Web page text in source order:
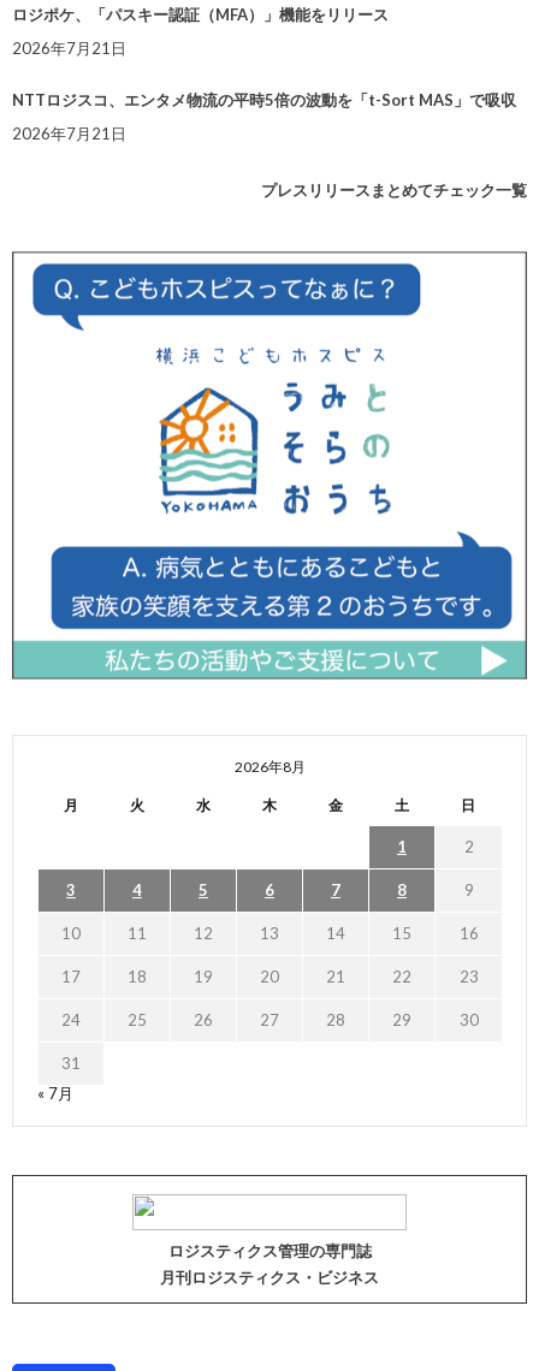
ロジポケ、「パスキー認証（MFA）」機能をリリース
2026年7月21日
NTTロジスコ、エンタメ物流の平時5倍の波動を「t-Sort MAS」で吸収
2026年7月21日
プレスリリースまとめてチェック一覧
2026年8月
月 火 水 木 金 土 日
1 2
3 4 5 6 7 8 9
10 11 12 13 14 15 16
17 18 19 20 21 22 23
24 25 26 27 28 29 30
31
« 7月
ロジスティクス管理の専門誌
月刊ロジスティクス・ビジネス